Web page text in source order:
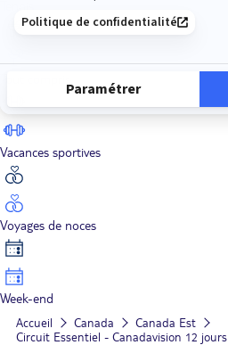
Vacances sportives
Voyages de noces
Week-end
Accueil Canada
Canada Est
Circuit Essentiel - Canadavision 12 jours